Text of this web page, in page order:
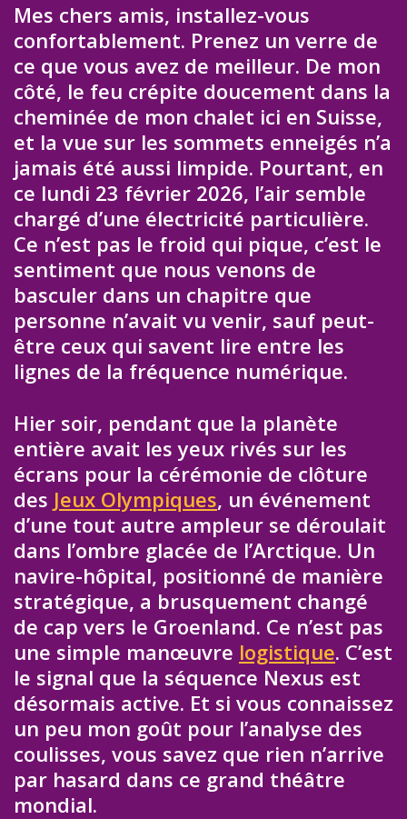
Mes chers amis, installez-vous
confortablement. Prenez un verre de
ce que vous avez de meilleur. De mon
côté, le feu crépite doucement dans la
cheminée de mon chalet ici en Suisse,
et la vue sur les sommets enneigés n’a
jamais été aussi limpide. Pourtant, en
ce lundi 23 février 2026, l’air semble
chargé d’une électricité particulière.
Ce n’est pas le froid qui pique, c’est le
sentiment que nous venons de
basculer dans un chapitre que
personne n’avait vu venir, sauf peut-
être ceux qui savent lire entre les
lignes de la fréquence numérique.
Hier soir, pendant que la planète
entière avait les yeux rivés sur les
écrans pour la cérémonie de clôture
des Jeux Olympiques, un événement
d’une tout autre ampleur se déroulait
dans l’ombre glacée de l’Arctique. Un
navire-hôpital, positionné de manière
stratégique, a brusquement changé
de cap vers le Groenland. Ce n’est pas
une simple manœuvre logistique. C’est
le signal que la séquence Nexus est
désormais active. Et si vous connaissez
un peu mon goût pour l’analyse des
coulisses, vous savez que rien n’arrive
par hasard dans ce grand théâtre
mondial.